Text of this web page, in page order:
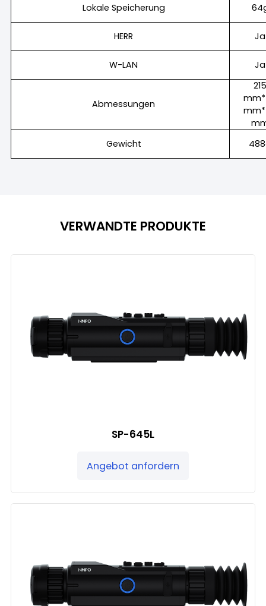
Lokale Speicherung
HERR Ja
W-LAN Ja
Abmessungen
Gewicht
VERWANDTE PRODUKTE
SP-645L
Angebot anfordern